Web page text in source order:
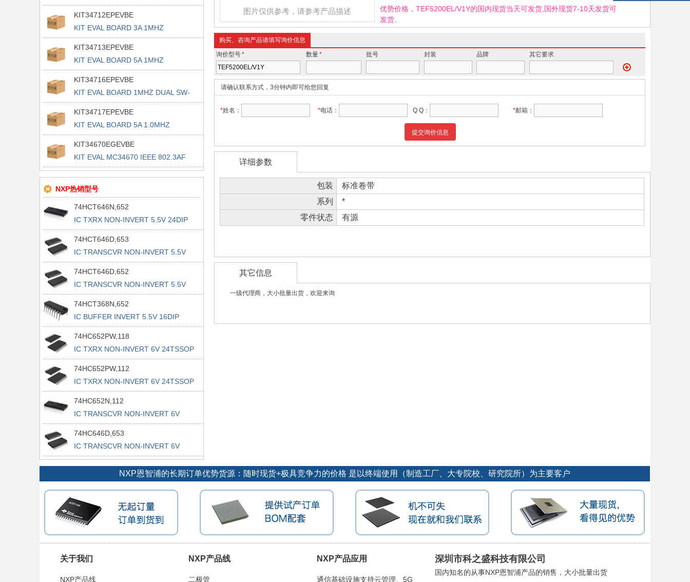
KIT34712EPEVBE
KIT EVAL BOARD 3A 1MHZ
KIT34713EPEVBE
KIT EVAL BOARD 5A 1MHZ
KIT34716EPEVBE
KIT EVAL BOARD 1MHZ DUAL SW-
MODE
KIT34717EPEVBE
KIT EVAL BOARD 5A 1.0MHZ
KIT34670EGEVBE
KIT EVAL MC34670 IEEE 802.3AF
NXP热销型号
74HCT646N,652
IC TXRX NON-INVERT 5.5V 24DIP
74HCT646D,653
IC TRANSCVR NON-INVERT 5.5V
24SO
74HCT646D,652
IC TRANSCVR NON-INVERT 5.5V
24SO
74HCT368N,652
IC BUFFER INVERT 5.5V 16DIP
74HC652PW,118
IC TXRX NON-INVERT 6V 24TSSOP
74HC652PW,112
IC TXRX NON-INVERT 6V 24TSSOP
74HC652N,112
IC TRANSCVR NON-INVERT 6V
24DIP
74HC646D,653
IC TRANSCVR NON-INVERT 6V
24SO
图片仅供参考，请参考产品描述
优势价格，TEF5200EL/V1Y的国内现货当天可发货,国外现货7-10天发货可
发货。
购买、咨询产品请填写询价信息
询价型号* 数量* 批号 封装 品牌 其它要求
请确认联系方式，3分钟内即可给您回复
*姓名： *电话： Q Q： *邮箱：
提交询价信息
详细参数
包装
标准卷带
系列
*
零件状态
有源
其它信息
一级代理商，大小批量出货，欢迎来询
NXP恩智浦的长期订单优势货源：随时现货+极具竞争力的价格 是以终端使用（制造工厂、大专院校、研究院所）为主要客户
关于我们
NXP产品线
NXP产品线
二极管
NXP产品应用
通信基础设施支持云管理、5G
深圳市科之盛科技有限公司
国内知名的从事NXP恩智浦产品的销售，大小批量出货